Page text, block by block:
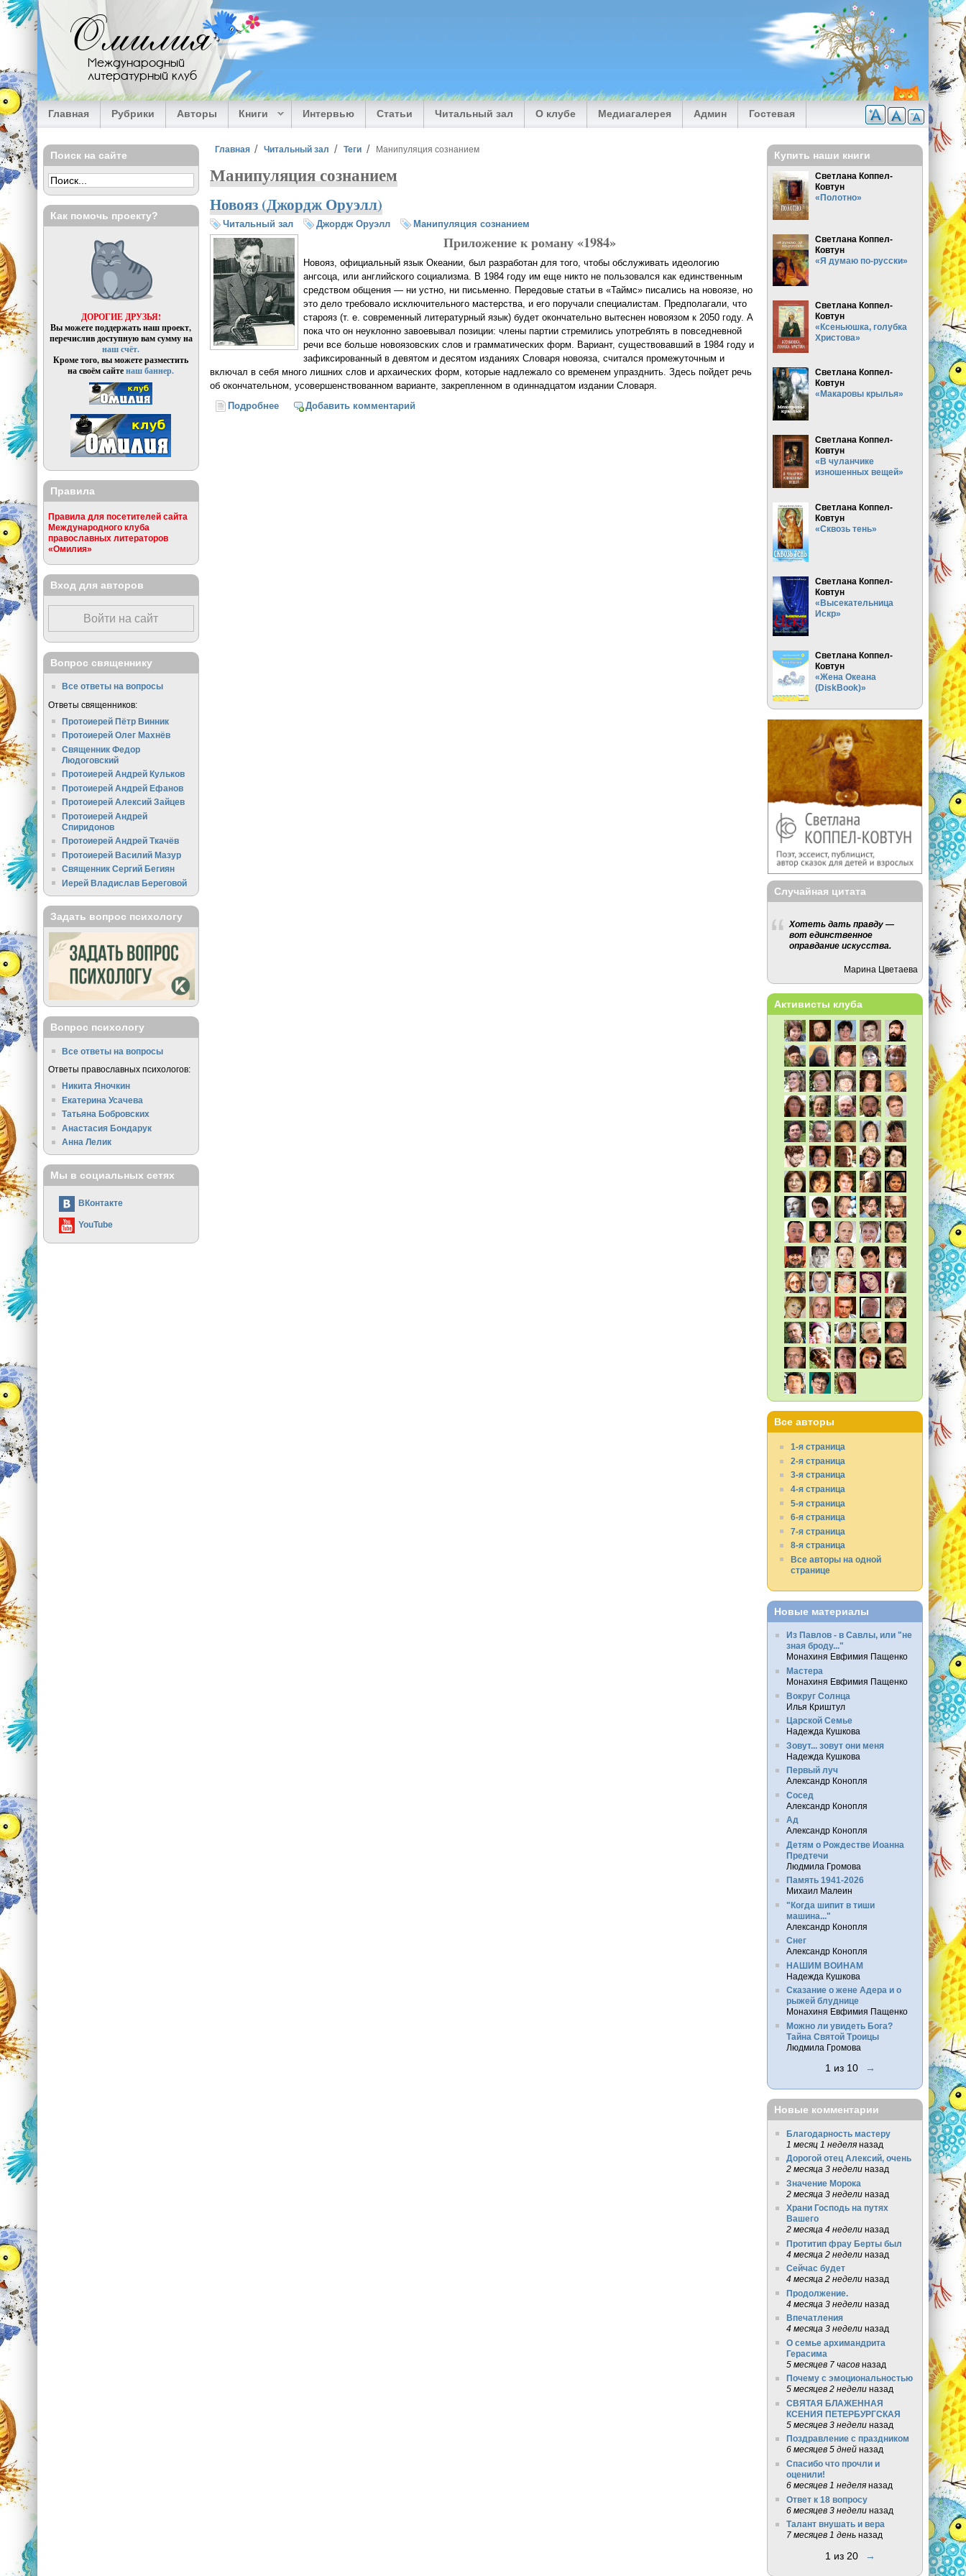
Перейти к основному содержанию
Омилия
Международный
литературный клуб
Главная Рубрики Авторы Книги Интервью Статьи Читальный зал О клубе Медиагалерея Админ Гостевая
Вы здесь
Главная Читальный зал Теги Манипуляция сознанием
Манипуляция сознанием
Новояз (Джордж Оруэлл)
Читальный зал Джордж Оруэлл Манипуляция сознанием
Приложение к роману «1984»
Новояз, официальный язык Океании, был разработан для того, чтобы обслуживать идеологию
ангсоца, или английского социализма. В 1984 году им еще никто не пользовался как единственным
средством общения — ни устно, ни письменно. Передовые статьи в «Таймс» писались на новоязе, но
это дело требовало исключительного мастерства, и его поручали специалистам. Предполагали, что
старояз (т. е. современный литературный язык) будет окончательно вытеснен новоязом к 2050 году. А
пока что он неуклонно завоевывал позиции: члены партии стремились употреблять в повседневной
речи все больше новоязовских слов и грамматических форм. Вариант, существовавший в 1984 году и
зафиксированный в девятом и десятом изданиях Словаря новояза, считался промежуточным и
включал в себя много лишних слов и архаических форм, которые надлежало со временем упразднить. Здесь пойдет речь
об окончательном, усовершенствованном варианте, закрепленном в одиннадцатом издании Словаря.
Подробнеео Новояз (Джордж Оруэлл)
Добавить комментарий
Поиск на сайте
Как помочь проекту?
ДОРОГИЕ ДРУЗЬЯ!
Вы можете поддержать наш проект,
перечислив доступную вам сумму на
наш счёт.
Кроме того, вы можете разместить
на своём сайтенаш баннер.
Правила
Правила для посетителей сайта
Международного клуба
православных литераторов
«Омилия»
Вход для авторов
Войти на сайт
Вопрос священнику
Все ответы на вопросы
Ответы священников:
Протоиерей Пётр Винник
Протоиерей Олег Махнёв
Священник Федор
Людоговский
Протоиерей Андрей Кульков
Протоиерей Андрей Ефанов
Протоиерей Алексий Зайцев
Протоиерей Андрей
Спиридонов
Протоиерей Андрей Ткачёв
Протоиерей Василий Мазур
Священник Сергий Бегиян
Иерей Владислав Береговой
Задать вопрос психологу
Вопрос психологу
Все ответы на вопросы
Ответы православных психологов:
Никита Яночкин
Екатерина Усачева
Татьяна Бобровских
Анастасия Бондарук
Анна Лелик
Мы в социальных сетях
ВКонтакте
YouTube
Купить наши книги
Светлана Коппел-
Ковтун
«Полотно»
Светлана Коппел-
Ковтун
«Я думаю по-русски»
Светлана Коппел-
Ковтун
«Ксеньюшка, голубка
Христова»
Светлана Коппел-
Ковтун
«Макаровы крылья»
Светлана Коппел-
Ковтун
«В чуланчике
изношенных вещей»
Светлана Коппел-
Ковтун
«Сквозь тень»
Светлана Коппел-
Ковтун
«Высекательница
Искр»
Светлана Коппел-
Ковтун
«Жена Океана
(DiskBook)»
Случайная цитата
Хотеть дать правду —
вот единственное
оправдание искусства.
Марина Цветаева
Активисты клуба
Все авторы
1-я страница
2-я страница
3-я страница
4-я страница
5-я страница
6-я страница
7-я страница
8-я страница
Все авторы на одной
странице
Новые материалы
Из Павлов - в Савлы, или "не
зная броду..."
Монахиня Евфимия Пащенко
Мастера
Монахиня Евфимия Пащенко
Вокруг Солнца
Илья Криштул
Царской Семье
Надежда Кушкова
Зовут... зовут они меня
Надежда Кушкова
Первый луч
Александр Конопля
Сосед
Александр Конопля
Ад
Александр Конопля
Детям о Рождестве Иоанна
Предтечи
Людмила Громова
Память 1941-2026
Михаил Малеин
"Когда шипит в тиши
машина..."
Александр Конопля
Снег
Александр Конопля
НАШИМ ВОИНАМ
Надежда Кушкова
Сказание о жене Адера и о
рыжей блуднице
Монахиня Евфимия Пащенко
Можно ли увидеть Бога?
Тайна Святой Троицы
Людмила Громова
1 из 10 →
Новые комментарии
Благодарность мастеру
1 месяц 1 неделяназад
Дорогой отец Алексий, очень
2 месяца 3 неделиназад
Значение Морока
2 месяца 3 неделиназад
Храни Господь на путях
Вашего
2 месяца 4 неделиназад
Протитип фрау Берты был
4 месяца 2 неделиназад
Сейчас будет
4 месяца 2 неделиназад
Продолжение.
4 месяца 3 неделиназад
Впечатления
4 месяца 3 неделиназад
О семье архимандрита
Герасима
5 месяцев 7 часовназад
Почему с эмоциональностью
5 месяцев 2 неделиназад
СВЯТАЯ БЛАЖЕННАЯ
КСЕНИЯ ПЕТЕРБУРГСКАЯ
5 месяцев 3 неделиназад
Поздравление с праздником
6 месяцев 5 днейназад
Спасибо что прочли и
оценили!
6 месяцев 1 неделяназад
Ответ к 18 вопросу
6 месяцев 3 неделиназад
Талант внушать и вера
7 месяцев 1 деньназад
1 из 20 →